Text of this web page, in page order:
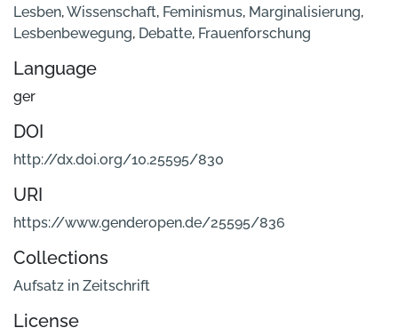
Lesben,Wissenschaft, Feminismus, Marginalisierung,
Lesbenbewegung, Debatte, Frauenforschung
Language
ger
DOI
http://dx.doi.org/10.25595/830
URI
https://www.genderopen.de/25595/836
Collections
Aufsatz in Zeitschrift
License